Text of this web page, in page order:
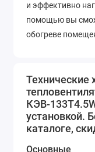
и эффективно
помощью вы
обогреве
преимуществом
его надежность и
обеспечивают
быть уверены,
Технические
КЭВ-
установкой.
каталоге,
Основные